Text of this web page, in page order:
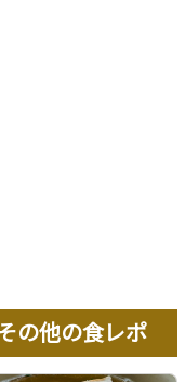
の他の食レポ